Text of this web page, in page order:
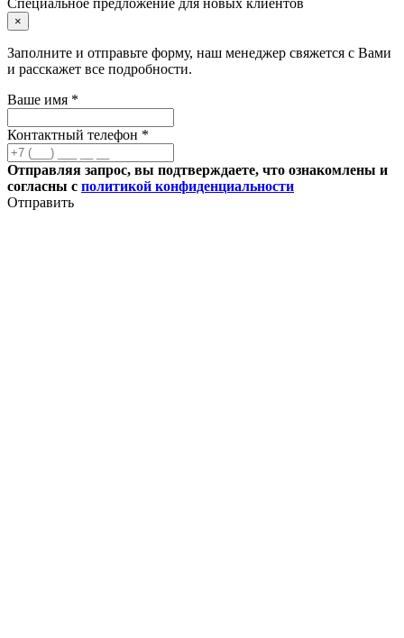
Специальное предложение для новых клиентов
×
Заполните и отправьте форму, наш менеджер свяжется с Вами
и расскажет все подробности.
Ваше имя *
Контактный телефон *
Отправляя запрос, вы подтверждаете, что ознакомлены и
согласны с политикой конфиденциальности
Отправить